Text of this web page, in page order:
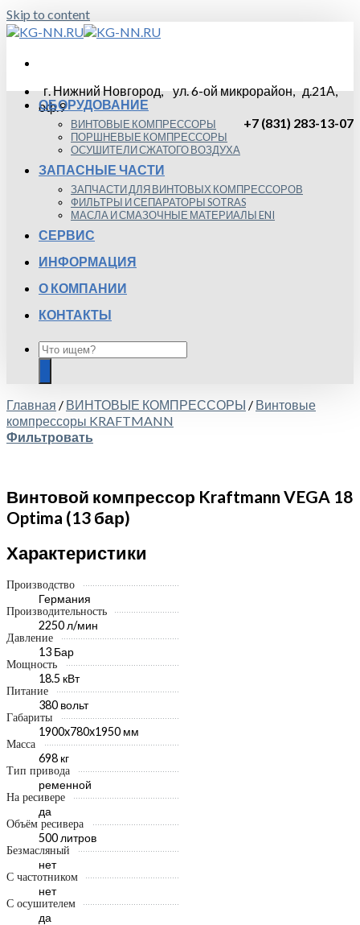
Skip to content
г. Нижний Новгород, ул. 6-ой микрорайон, д.21А,
оф.9
+7 (831) 283-13-07
ОБОРУДОВАНИЕ
ВИНТОВЫЕ КОМПРЕССОРЫ
ПОРШНЕВЫЕ КОМПРЕССОРЫ
ОСУШИТЕЛИ СЖАТОГО ВОЗДУХА
ЗАПАСНЫЕ ЧАСТИ
ЗАПЧАСТИ ДЛЯ ВИНТОВЫХ КОМПРЕССОРОВ
ФИЛЬТРЫ И СЕПАРАТОРЫ SOTRAS
МАСЛА И СМАЗОЧНЫЕ МАТЕРИАЛЫ ENI
СЕРВИС
ИНФОРМАЦИЯ
О КОМПАНИИ
КОНТАКТЫ
Главная / ВИНТОВЫЕ КОМПРЕССОРЫ / Винтовые
компрессоры KRAFTMANN
Фильтровать
Винтовой компрессор Kraftmann VEGA 18
Optima (13 бар)
Характеристики
Производство
Германия
Производительность
2250 л/мин
Давление
13 Бар
Мощность
18.5 кВт
Питание
380 вольт
Габариты
1900x780x1950 мм
Масса
698 кг
Тип привода
ременной
На ресивере
да
Объём ресивера
500 литров
Безмасляный
нет
С частотником
нет
С осушителем
да